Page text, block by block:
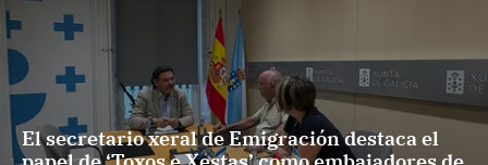
El secretario xeral de Emigración destaca el